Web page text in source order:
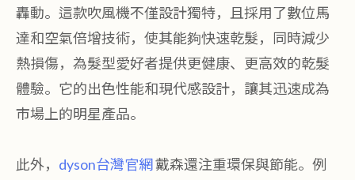
轟動。這款吹風機不僅設計獨特，且採用了數位馬
達和空氣倍增技術，使其能夠快速乾髮，同時減少
熱損傷，為髮型愛好者提供更健康、更高效的乾髮
體驗。它的出色性能和現代感設計，讓其迅速成為
市場上的明星產品。
此外， dyson台灣官網戴森還注重環保與節能。例